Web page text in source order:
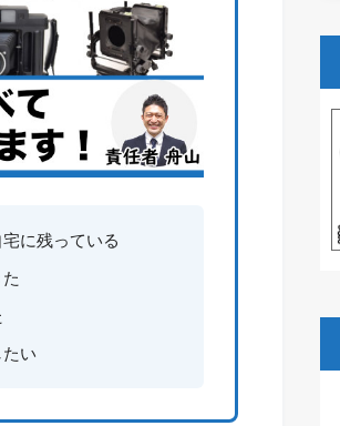
に残っている
い